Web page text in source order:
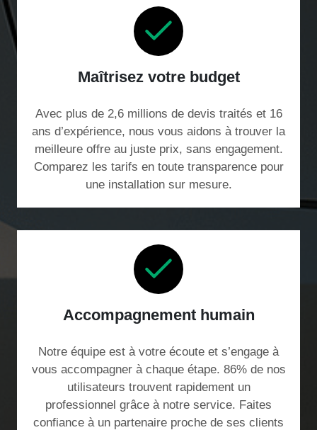
Maîtrisez votre budget
Avec plus de 2,6 millions de devis traités et 16
ans d’expérience, nous vous aidons à trouver la
meilleure offre au juste prix, sans engagement.
Comparez les tarifs en toute transparence pour
une installation sur mesure.
Accompagnement humain
Notre équipe est à votre écoute et s’engage à
vous accompagner à chaque étape. 86% de nos
utilisateurs trouvent rapidement un
professionnel grâce à notre service. Faites
confiance à un partenaire proche de ses clients